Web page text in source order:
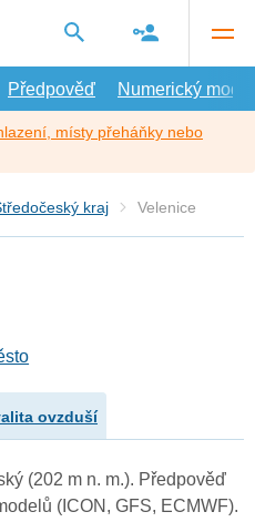
Předpověď Numerický model
místy přeháňky nebo
kraj Velenice
ovzduší
(202 m n. m.). Předpověď
(ICON, GFS, ECMWF).